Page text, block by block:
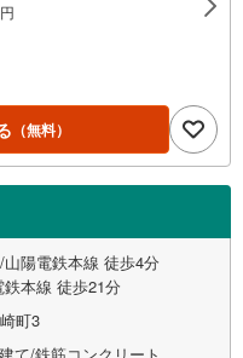
（無料）
陽電鉄本線 徒歩4分
本線 徒歩21分
町3